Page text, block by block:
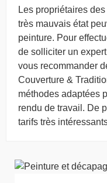
Les propriétaires
très mauvais état
peinture. Pour
de solliciter un
vous recommander
Couverture &
méthodes adaptées
rendu de travail. De
tarifs très